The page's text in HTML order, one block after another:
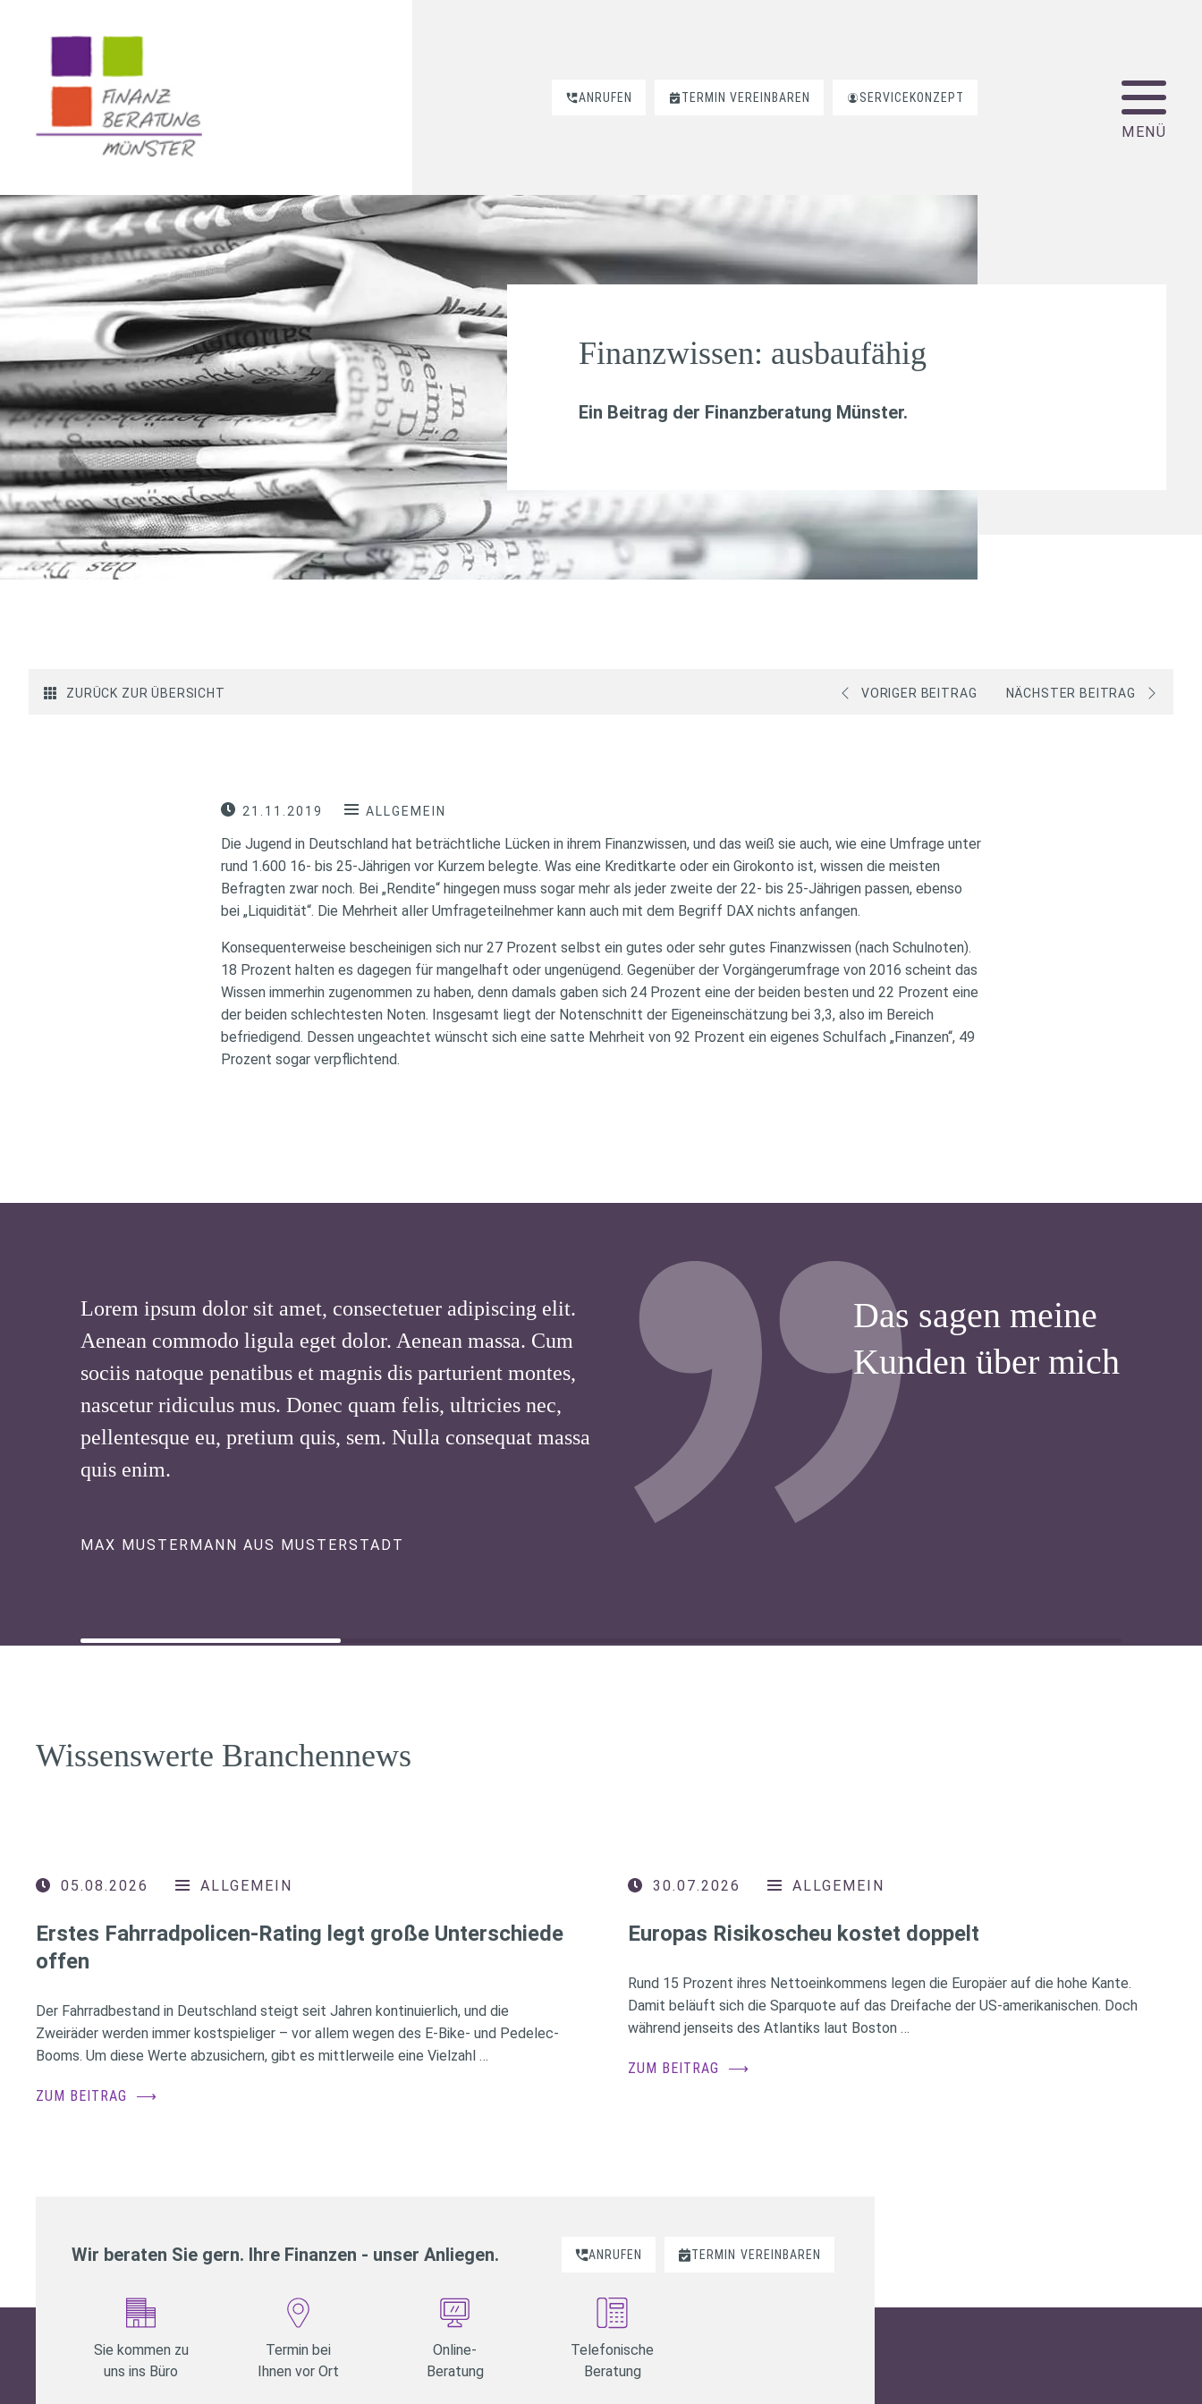
ANRUFEN TERMIN VEREINBAREN SERVICEKONZEPT
Finanzwissen: ausbaufähig
Ein Beitrag der Finanzberatung Münster.
ZURÜCK ZUR ÜBERSICHT VORIGER BEITRAG NÄCHSTER BEITRAG
21.11.2019 ALLGEMEIN
Die Jugend in Deutschland hat beträchtliche Lücken in ihrem Finanzwissen, und das weiß sie auch, wie eine Umfrage unter
rund 1.600 16- bis 25-Jährigen vor Kurzem belegte. Was eine Kreditkarte oder ein Girokonto ist, wissen die meisten
Befragten zwar noch. Bei „Rendite“ hingegen muss sogar mehr als jeder zweite der 22- bis 25-Jährigen passen, ebenso
bei „Liquidität“. Die Mehrheit aller Umfrageteilnehmer kann auch mit dem Begriff DAX nichts anfangen.
Konsequenterweise bescheinigen sich nur 27 Prozent selbst ein gutes oder sehr gutes Finanzwissen (nach Schulnoten).
18 Prozent halten es dagegen für mangelhaft oder ungenügend. Gegenüber der Vorgängerumfrage von 2016 scheint das
Wissen immerhin zugenommen zu haben, denn damals gaben sich 24 Prozent eine der beiden besten und 22 Prozent eine
der beiden schlechtesten Noten. Insgesamt liegt der Notenschnitt der Eigeneinschätzung bei 3,3, also im Bereich
befriedigend. Dessen ungeachtet wünscht sich eine satte Mehrheit von 92 Prozent ein eigenes Schulfach „Finanzen“, 49
Prozent sogar verpflichtend.
Das sagen meine
Kunden über mich
Lorem ipsum dolor sit amet, consectetuer adipiscing elit.
Aenean commodo ligula eget dolor. Aenean massa. Cum
sociis natoque penatibus et magnis dis parturient montes,
nascetur ridiculus mus. Donec quam felis, ultricies nec,
pellentesque eu, pretium quis, sem. Nulla consequat massa
quis enim.
MAX MUSTERMANN AUS MUSTERSTADT
Wissenswerte Branchennews
05.08.2026 ALLGEMEIN
Erstes Fahrradpolicen-Rating legt große Unterschiede
offen
Der Fahrradbestand in Deutschland steigt seit Jahren kontinuierlich, und die
Zweiräder werden immer kostspieliger – vor allem wegen des E-Bike- und Pedelec-
Booms. Um diese Werte abzusichern, gibt es mittlerweile eine Vielzahl …
ZUM BEITRAG ⟶
30.07.2026 ALLGEMEIN
Europas Risikoscheu kostet doppelt
Rund 15 Prozent ihres Nettoeinkommens legen die Europäer auf die hohe Kante.
Damit beläuft sich die Sparquote auf das Dreifache der US-amerikanischen. Doch
während jenseits des Atlantiks laut Boston …
ZUM BEITRAG ⟶
Wir beraten Sie gern. Ihre Finanzen - unser Anliegen. ANRUFEN TERMIN VEREINBAREN
Sie kommen zu
uns ins Büro
Termin bei
Ihnen vor Ort
Online-
Beratung
Telefonische
Beratung